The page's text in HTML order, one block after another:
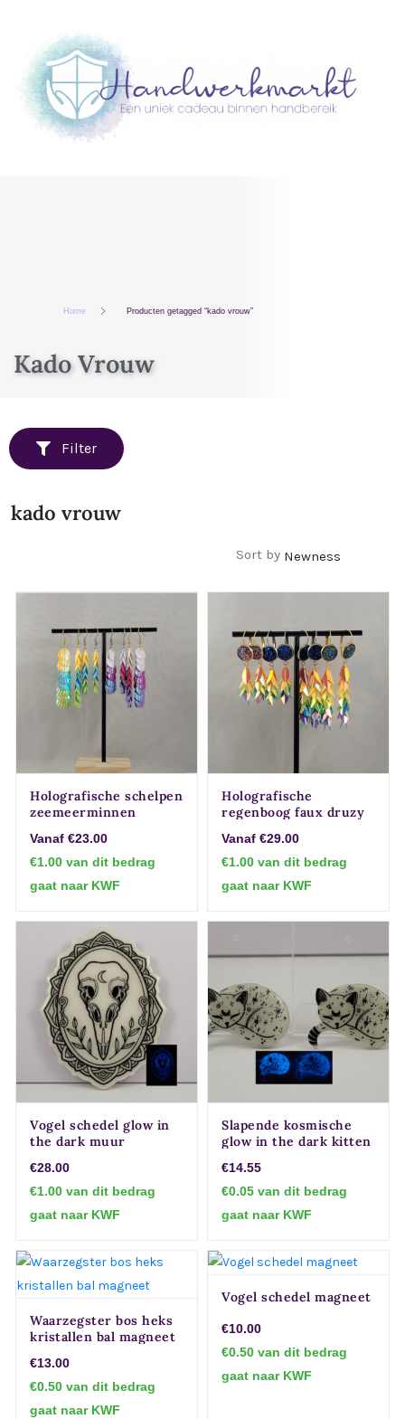
Home Producten getagged “kado vrouw”
Kado Vrouw
Filter
kado vrouw
Sort by
Holografische schelpen
zeemeerminnen
Vanaf €23.00
€1.00 van dit bedrag
gaat naar KWF
Holografische
regenboog faux druzy
Vanaf €29.00
€1.00 van dit bedrag
gaat naar KWF
Vogel schedel glow in
the dark muur
€28.00
€1.00 van dit bedrag
gaat naar KWF
Slapende kosmische
glow in the dark kitten
€14.55
€0.05 van dit bedrag
gaat naar KWF
Waarzegster bos heks
kristallen bal magneet
€13.00
€0.50 van dit bedrag
gaat naar KWF
Vogel schedel magneet
€10.00
€0.50 van dit bedrag
gaat naar KWF